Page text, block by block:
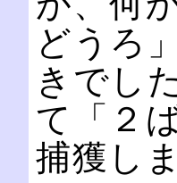
どうろ
きでし
て「２
捕獲し